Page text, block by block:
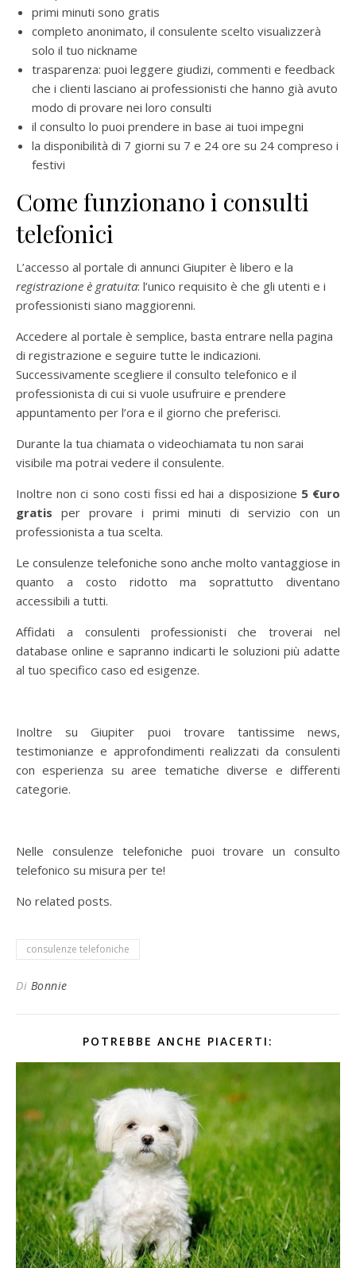
primi minuti sono gratis
completo anonimato, il consulente scelto visualizzerà
solo il tuo nickname
trasparenza: puoi leggere giudizi, commenti e feedback
che i clienti lasciano ai professionisti che hanno già avuto
modo di provare nei loro consulti
il consulto lo puoi prendere in base ai tuoi impegni
la disponibilità di 7 giorni su 7 e 24 ore su 24 compreso i
festivi
Come funzionano i consulti
telefonici
L’accesso al portale di annunci Giupiter è libero e la
registrazione è gratuita: l’unico requisito è che gli utenti e i
professionisti siano maggiorenni.
Accedere al portale è semplice, basta entrare nella pagina
di registrazione e seguire tutte le indicazioni.
Successivamente scegliere il consulto telefonico e il
professionista di cui si vuole usufruire e prendere
appuntamento per l’ora e il giorno che preferisci.
Durante la tua chiamata o videochiamata tu non sarai
visibile ma potrai vedere il consulente.
Inoltre non ci sono costi fissi ed hai a disposizione 5 €uro
gratis per provare i primi minuti di servizio con un
professionista a tua scelta.
Le consulenze telefoniche sono anche molto vantaggiose in
quanto a costo ridotto ma soprattutto diventano
accessibili a tutti.
Affidati a consulenti professionisti che troverai nel
database online e sapranno indicarti le soluzioni più adatte
al tuo specifico caso ed esigenze.
Inoltre su Giupiter puoi trovare tantissime news,
testimonianze e approfondimenti realizzati da consulenti
con esperienza su aree tematiche diverse e differenti
categorie.
Nelle consulenze telefoniche puoi trovare un consulto
telefonico su misura per te!
No related posts.
consulenze telefoniche
Di Bonnie
POTREBBE ANCHE PIACERTI: